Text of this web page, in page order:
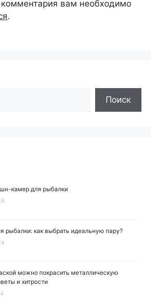
вам необходимо
.
Поиск
камер для рыбалки
рыбалки: как выбрать идеальную пару?
можно покрасить металлическую
и хитрости